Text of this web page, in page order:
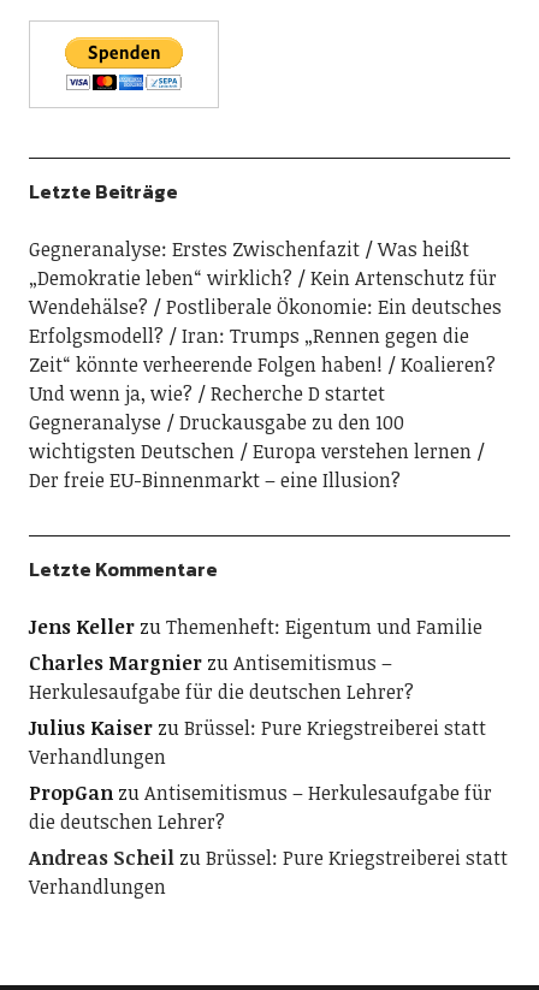
Letzte Beiträge
Gegneranalyse: Erstes Zwischenfazit
Was heißt
„Demokratie leben“ wirklich?
Kein Artenschutz für
Wendehälse?
Postliberale Ökonomie: Ein deutsches
Erfolgsmodell?
Iran: Trumps „Rennen gegen die
Zeit“ könnte verheerende Folgen haben!
Koalieren?
Und wenn ja, wie?
Recherche D startet
Gegneranalyse
Druckausgabe zu den 100
wichtigsten Deutschen
Europa verstehen lernen
Der freie EU-Binnenmarkt – eine Illusion?
Letzte Kommentare
Jens KellerzuThemenheft: Eigentum und Familie
Charles MargnierzuAntisemitismus –
Herkulesaufgabe für die deutschen Lehrer?
Julius KaiserzuBrüssel: Pure Kriegstreiberei statt
Verhandlungen
PropGanzuAntisemitismus – Herkulesaufgabe für
die deutschen Lehrer?
Andreas ScheilzuBrüssel: Pure Kriegstreiberei statt
Verhandlungen